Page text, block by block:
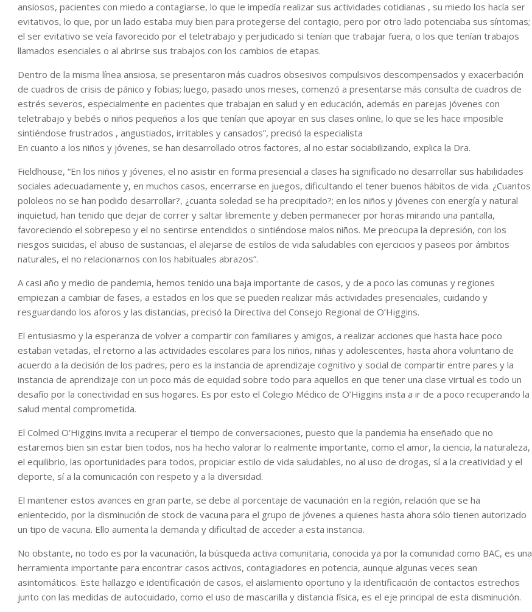
ansiosos, pacientes con miedo a contagiarse, lo que le impedía realizar sus actividades cotidianas , su miedo los hacía ser
evitativos, lo que, por un lado estaba muy bien para protegerse del contagio, pero por otro lado potenciaba sus síntomas;
el ser evitativo se veía favorecido por el teletrabajo y perjudicado si tenían que trabajar fuera, o los que tenían trabajos
llamados esenciales o al abrirse sus trabajos con los cambios de etapas.
Dentro de la misma línea ansiosa, se presentaron más cuadros obsesivos compulsivos descompensados y exacerbación
de cuadros de crisis de pánico y fobias; luego, pasado unos meses, comenzó a presentarse más consulta de cuadros de
estrés severos, especialmente en pacientes que trabajan en salud y en educación, además en parejas jóvenes con
teletrabajo y bebés o niños pequeños a los que tenían que apoyar en sus clases online, lo que se les hace imposible
sintiéndose frustrados , angustiados, irritables y cansados”, precisó la especialista
En cuanto a los niños y jóvenes, se han desarrollado otros factores, al no estar sociabilizando, explica la Dra.
Fieldhouse, “En los niños y jóvenes, el no asistir en forma presencial a clases ha significado no desarrollar sus habilidades
sociales adecuadamente y, en muchos casos, encerrarse en juegos, dificultando el tener buenos hábitos de vida. ¿Cuantos
pololeos no se han podido desarrollar?, ¿cuanta soledad se ha precipitado?; en los niños y jóvenes con energía y natural
inquietud, han tenido que dejar de correr y saltar libremente y deben permanecer por horas mirando una pantalla,
favoreciendo el sobrepeso y el no sentirse entendidos o sintiéndose malos niños. Me preocupa la depresión, con los
riesgos suicidas, el abuso de sustancias, el alejarse de estilos de vida saludables con ejercicios y paseos por ámbitos
naturales, el no relacionarnos con los habituales abrazos”.
A casi año y medio de pandemia, hemos tenido una baja importante de casos, y de a poco las comunas y regiones
empiezan a cambiar de fases, a estados en los que se pueden realizar más actividades presenciales, cuidando y
resguardando los aforos y las distancias, precisó la Directiva del Consejo Regional de O’Higgins.
El entusiasmo y la esperanza de volver a compartir con familiares y amigos, a realizar acciones que hasta hace poco
estaban vetadas, el retorno a las actividades escolares para los niños, niñas y adolescentes, hasta ahora voluntario de
acuerdo a la decisión de los padres, pero es la instancia de aprendizaje cognitivo y social de compartir entre pares y la
instancia de aprendizaje con un poco más de equidad sobre todo para aquellos en que tener una clase virtual es todo un
desafío por la conectividad en sus hogares. Es por esto el Colegio Médico de O’Higgins insta a ir de a poco recuperando la
salud mental comprometida.
El Colmed O’Higgins invita a recuperar el tiempo de conversaciones, puesto que la pandemia ha enseñado que no
estaremos bien sin estar bien todos, nos ha hecho valorar lo realmente importante, como el amor, la ciencia, la naturaleza,
el equilibrio, las oportunidades para todos, propiciar estilo de vida saludables, no al uso de drogas, sí a la creatividad y el
deporte, sí a la comunicación con respeto y a la diversidad.
El mantener estos avances en gran parte, se debe al porcentaje de vacunación en la región, relación que se ha
enlentecido, por la disminución de stock de vacuna para el grupo de jóvenes a quienes hasta ahora sólo tienen autorizado
un tipo de vacuna. Ello aumenta la demanda y dificultad de acceder a esta instancia.
No obstante, no todo es por la vacunación, la búsqueda activa comunitaria, conocida ya por la comunidad como BAC, es una
herramienta importante para encontrar casos activos, contagiadores en potencia, aunque algunas veces sean
asintomáticos. Este hallazgo e identificación de casos, el aislamiento oportuno y la identificación de contactos estrechos
junto con las medidas de autocuidado, como el uso de mascarilla y distancia física, es el eje principal de esta disminución.